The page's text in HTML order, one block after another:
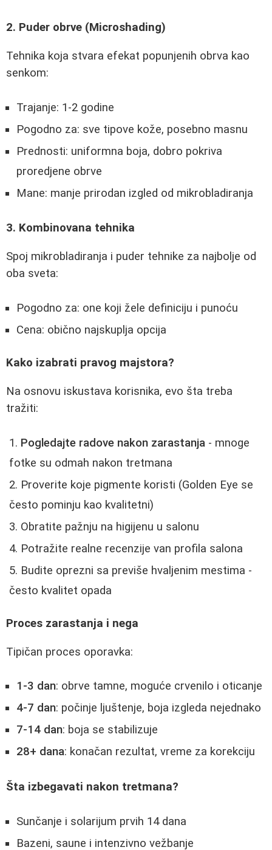
2. Puder obrve (Microshading)
Tehnika koja stvara efekat popunjenih obrva kao
senkom:
Trajanje: 1-2 godine
Pogodno za: sve tipove kože, posebno masnu
Prednosti: uniformna boja, dobro pokriva
proredjene obrve
Mane: manje prirodan izgled od mikrobladiranja
3. Kombinovana tehnika
Spoj mikrobladiranja i puder tehnike za najbolje od
oba sveta:
Pogodno za: one koji žele definiciju i punoću
Cena: obično najskuplja opcija
Kako izabrati pravog majstora?
Na osnovu iskustava korisnika, evo šta treba
tražiti:
Pogledajte radove nakon zarastanja - mnoge
fotke su odmah nakon tretmana
Proverite koje pigmente koristi (Golden Eye se
često pominju kao kvalitetni)
Obratite pažnju na higijenu u salonu
Potražite realne recenzije van profila salona
Budite oprezni sa previše hvaljenim mestima -
često kvalitet opada
Proces zarastanja i nega
Tipičan proces oporavka:
1-3 dan: obrve tamne, moguće crvenilo i oticanje
4-7 dan: počinje ljuštenje, boja izgleda nejednako
7-14 dan: boja se stabilizuje
28+ dana: konačan rezultat, vreme za korekciju
Šta izbegavati nakon tretmana?
Sunčanje i solarijum prvih 14 dana
Bazeni, saune i intenzivno vežbanje